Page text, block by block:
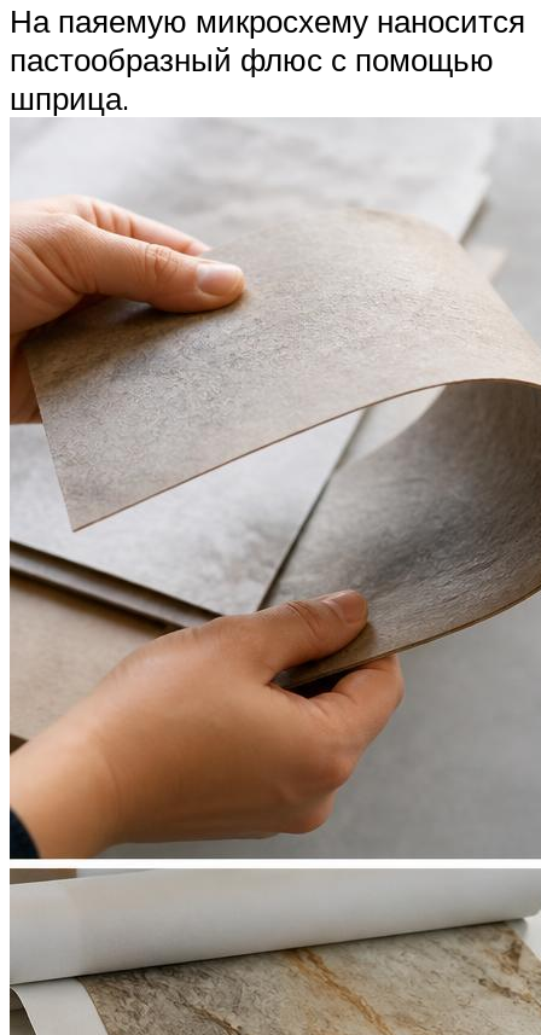
На паяемую микросхему наносится
пастообразный флюс с помощью
шприца.